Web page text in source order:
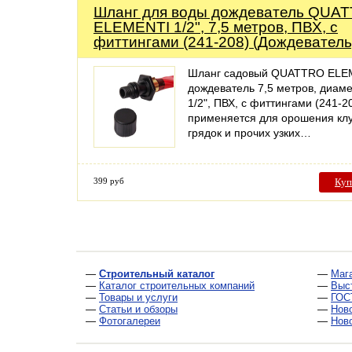
Шланг для воды дождеватель
ELEMENTI 1/2", 7,5 метров, ПВХ, с
фиттингами (241-208)
Шланг садовый QUATTRO
дождеватель 7,5 метров,
1/2", ПВХ, с фиттингами (241-
применяется для орошения
грядок и прочих узких…
399 руб
— Строительный каталог
— Каталог строительных компаний
— Товары и услуги
— Статьи и обзоры
— Фотогалереи
—
—
—
—
—